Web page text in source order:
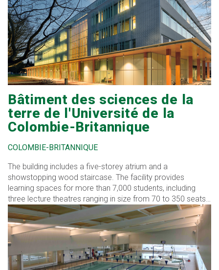
handled on a just-in-time basis. The LEED®registered
Platinum […]
Bâtiment des sciences de la
terre de l'Université de la
Colombie-Britannique
COLOMBIE-BRITANNIQUE
The building includes a five-storey atrium and a
showstopping wood staircase. The facility provides
learning spaces for more than 7,000 students, including
three lecture theatres ranging in size from 70 to 350 seats,
leading-edge wet laboratories, clean room laboratories,
and high headroom laboratories with two- and five-tonne
overhead cranes for large-scale experiments. The wet labs
[…]